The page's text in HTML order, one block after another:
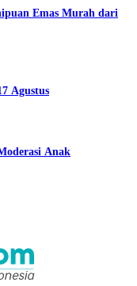
Emas Murah dari
Agustus
Anak